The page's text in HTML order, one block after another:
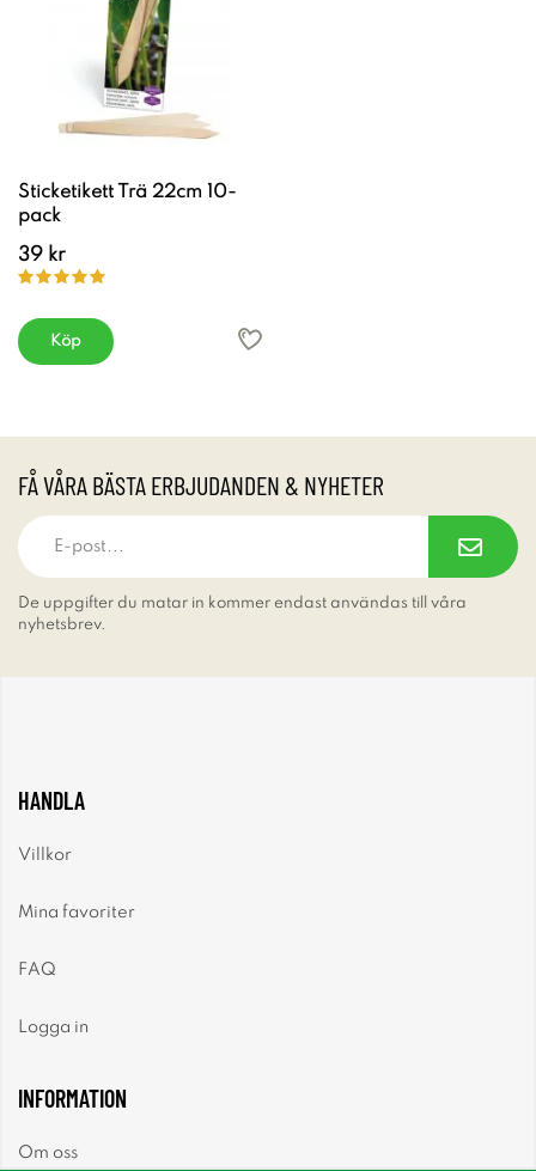
Sticketikett Trä 22cm 10-
pack
39 kr
Köp
FÅ VÅRA BÄSTA ERBJUDANDEN & NYHETER
De uppgifter du matar in kommer endast användas till våra
nyhetsbrev.
HANDLA
Villkor
Mina favoriter
FAQ
Logga in
INFORMATION
Om oss